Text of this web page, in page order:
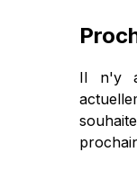
Il n'y a